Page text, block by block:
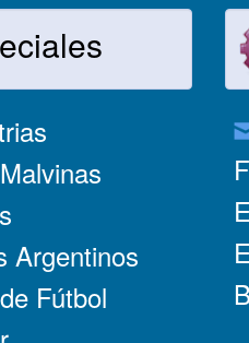
Argentinos
Fútbol